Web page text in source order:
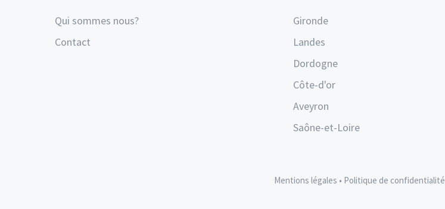
Qui sommes nous?
Contact
Gironde
Landes
Dordogne
Côte-d'or
Aveyron
Saône-et-Loire
Mentions légales • Politique de confidentialité